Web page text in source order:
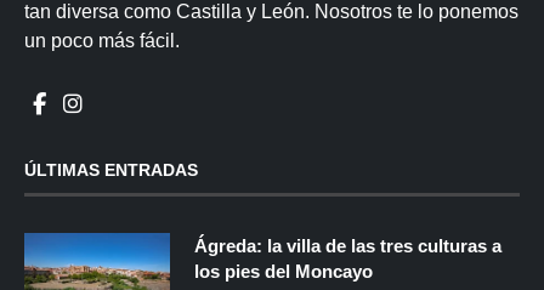
tan diversa como Castilla y León. Nosotros te lo ponemos
un poco más fácil.
ÚLTIMAS ENTRADAS
Ágreda: la villa de las tres culturas a
los pies del Moncayo